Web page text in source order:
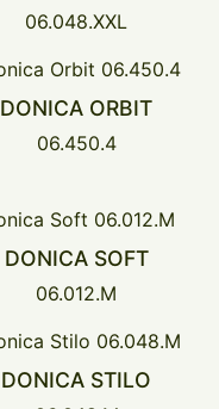
06.048.XXL
DONICA ORBIT
06.450.4
DONICA SOFT
06.012.M
DONICA STILO